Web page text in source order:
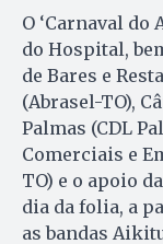
O ‘Carnaval
do Hospital,
de Bares e
(Abrasel-TO),
Palmas (CDL
Comerciais e
TO) e o apoio
dia da folia, a
as bandas